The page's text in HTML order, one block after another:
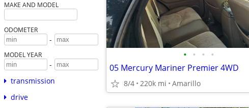
MAKE AND MODEL
ODOMETER
-
MODEL YEAR
-
transmission
drive
• • • •
05 Mercury Mariner Premier 4WD
8/4 220k mi Amarillo